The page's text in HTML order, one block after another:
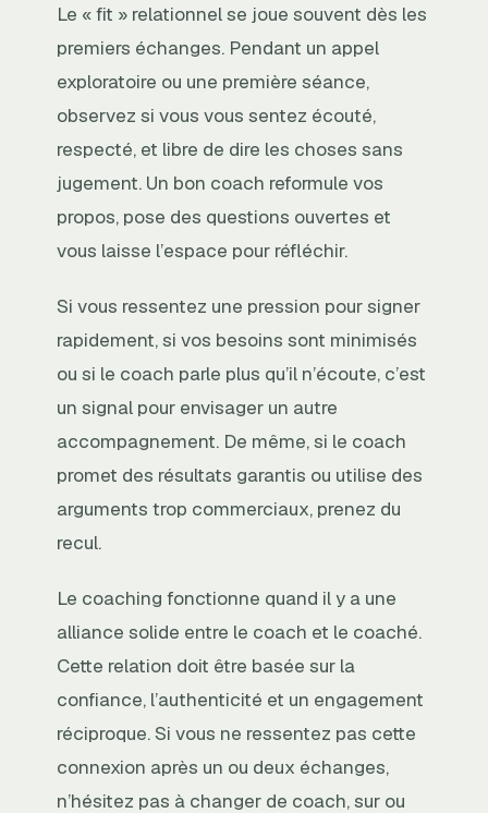
Le « fit » relationnel se joue souvent dès les
premiers échanges. Pendant un appel
exploratoire ou une première séance,
observez si vous vous sentez écouté,
respecté, et libre de dire les choses sans
jugement. Un bon coach reformule vos
propos, pose des questions ouvertes et
vous laisse l’espace pour réfléchir.
Si vous ressentez une pression pour signer
rapidement, si vos besoins sont minimisés
ou si le coach parle plus qu’il n’écoute, c’est
un signal pour envisager un autre
accompagnement. De même, si le coach
promet des résultats garantis ou utilise des
arguments trop commerciaux, prenez du
recul.
Le coaching fonctionne quand il y a une
alliance solide entre le coach et le coaché.
Cette relation doit être basée sur la
confiance, l’authenticité et un engagement
réciproque. Si vous ne ressentez pas cette
connexion après un ou deux échanges,
n’hésitez pas à changer de coach, sur ou